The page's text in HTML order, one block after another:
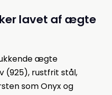
lavet af ægte
ægte
(925), rustfrit stål,
som Onyx og